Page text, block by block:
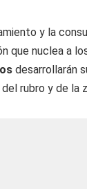
y la
que nuclea a
desarrollarán
rubro y de la